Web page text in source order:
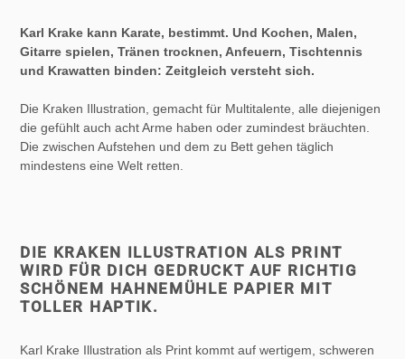
Karl Krake kann Karate, bestimmt. Und Kochen, Malen,
Gitarre spielen, Tränen trocknen, Anfeuern, Tischtennis
und Krawatten binden: Zeitgleich versteht sich.
Die Kraken Illustration, gemacht für Multitalente, alle diejenigen
die gefühlt auch acht Arme haben oder zumindest bräuchten.
Die zwischen Aufstehen und dem zu Bett gehen täglich
mindestens eine Welt retten.
DIE KRAKEN ILLUSTRATION ALS PRINT
WIRD FÜR DICH GEDRUCKT AUF RICHTIG
SCHÖNEM HAHNEMÜHLE PAPIER MIT
TOLLER HAPTIK.
Karl Krake Illustration als Print kommt auf wertigem, schweren